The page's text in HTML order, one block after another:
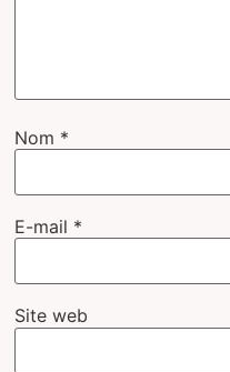
Nom *
E-mail *
Site web